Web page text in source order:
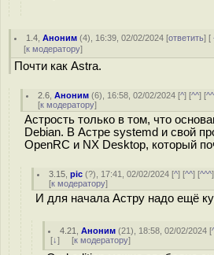
1.4 ,Аноним (4), 16:39, 02/02/2024 [ответить] [
[к модератору]
Почти как Astra.
2.6 ,Аноним (6), 16:58, 02/02/2024 [^] [^^] [
[к модератору]
Астрость только в том, что
Debian. В Астре systemd и свой
OpenRC и NX Desktop, который
3.15 ,pic (?), 17:41, 02/02/2024 [^] [^^] [^^^
[к модератору]
И для начала Астру надо ещё
4.21 ,Аноним (21), 18:58, 02/02/2024 [
[↓] [к модератору]